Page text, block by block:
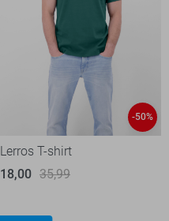
-50%
Lerros T-shirt
18,00 35,99